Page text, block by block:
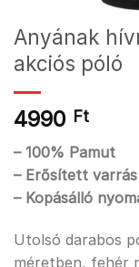
Anyának
akciós póló
4990 Ft
– 100% Pamut
– Erősített varrás
– Kopásálló
Utolsó darabos
méretben, fehér